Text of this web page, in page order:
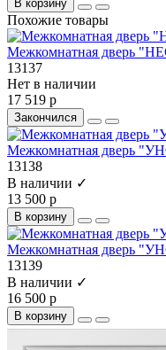
В корзину
Похожие товары
Межкомнатная дверь
13137
Нет в наличии
17 519 р
Закончился
Межкомнатная дверь
13138
В наличии ✓
13 500 р
В корзину
Межкомнатная дверь
13139
В наличии ✓
16 500 р
В корзину